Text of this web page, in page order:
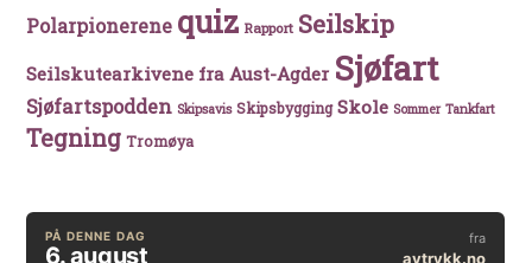
Polarpionerene quiz Rapport Seilskip
Seilskutearkivene fra Aust-Agder Sjøfart
Sjøfartspodden Skipsavis Skipsbygging Skole Sommer Tankfart
Tegning Tromøya